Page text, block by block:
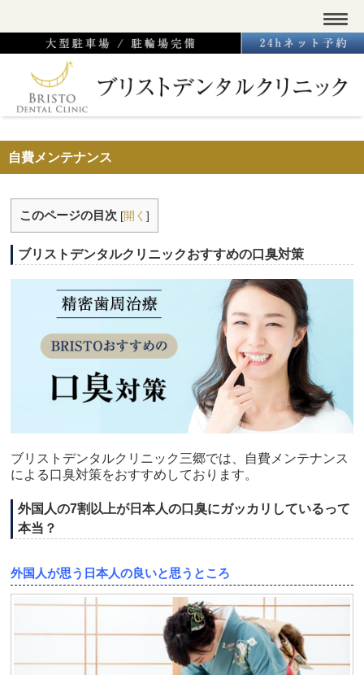
自費メンテナンス
このページの目次 [開く]
ブリストデンタルクリニックおすすめの口臭対策
ブリストデンタルクリニック三郷では、自費メンテナンス
による口臭対策をおすすめしております。
外国人の7割以上が日本人の口臭にガッカリしているって
本当？
外国人が思う日本人の良いと思うところ